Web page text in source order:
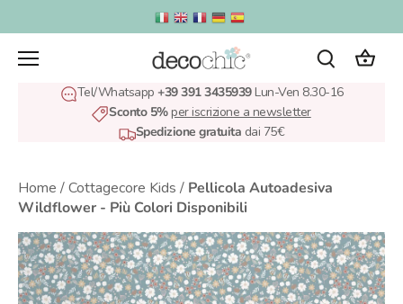
al
contenuto
Tel/Whatsapp +39 391 3435939Lun-Ven 8.30-16
Sconto 5%per iscrizione a newsletter
Spedizione gratuita dai 75€
Home /Cottagecore Kids / Pellicola Autoadesiva
Wildflower - Più Colori Disponibili